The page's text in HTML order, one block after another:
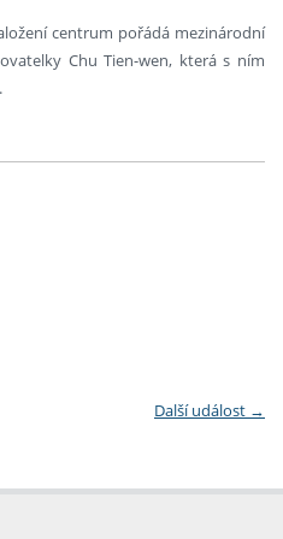
centrum pořádá mezinárodní
Chu Tien-wen, která s ním
Další událost →